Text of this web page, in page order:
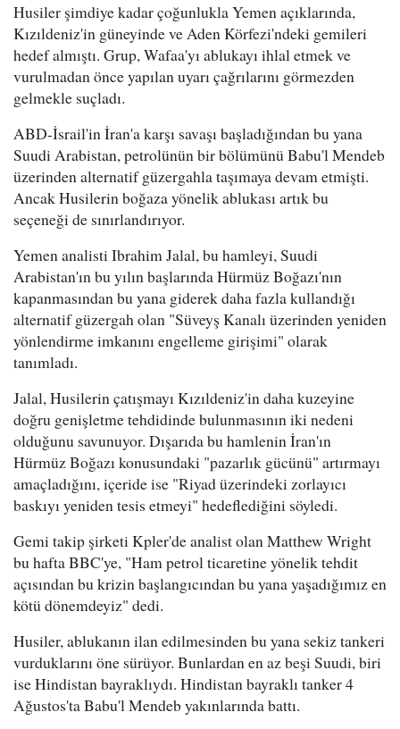
Husiler şimdiye kadar çoğunlukla Yemen açıklarında,
Kızıldeniz'in güneyinde ve Aden Körfezi'ndeki gemileri
hedef almıştı. Grup, Wafaa'yı ablukayı ihlal etmek ve
vurulmadan önce yapılan uyarı çağrılarını görmezden
gelmekle suçladı.
ABD-İsrail'in İran'a karşı savaşı başladığından bu yana
Suudi Arabistan, petrolünün bir bölümünü Babu'l Mendeb
üzerinden alternatif güzergahla taşımaya devam etmişti.
Ancak Husilerin boğaza yönelik ablukası artık bu
seçeneği de sınırlandırıyor.
Yemen analisti Ibrahim Jalal, bu hamleyi, Suudi
Arabistan'ın bu yılın başlarında Hürmüz Boğazı'nın
kapanmasından bu yana giderek daha fazla kullandığı
alternatif güzergah olan "Süveyş Kanalı üzerinden yeniden
yönlendirme imkanını engelleme girişimi" olarak
tanımladı.
Jalal, Husilerin çatışmayı Kızıldeniz'in daha kuzeyine
doğru genişletme tehdidinde bulunmasının iki nedeni
olduğunu savunuyor. Dışarıda bu hamlenin İran'ın
Hürmüz Boğazı konusundaki "pazarlık gücünü" artırmayı
amaçladığını, içeride ise "Riyad üzerindeki zorlayıcı
baskıyı yeniden tesis etmeyi" hedeflediğini söyledi.
Gemi takip şirketi Kpler'de analist olan Matthew Wright
bu hafta BBC'ye, "Ham petrol ticaretine yönelik tehdit
açısından bu krizin başlangıcından bu yana yaşadığımız en
kötü dönemdeyiz" dedi.
Husiler, ablukanın ilan edilmesinden bu yana sekiz tankeri
vurduklarını öne sürüyor. Bunlardan en az beşi Suudi, biri
ise Hindistan bayraklıydı. Hindistan bayraklı tanker 4
Ağustos'ta Babu'l Mendeb yakınlarında battı.